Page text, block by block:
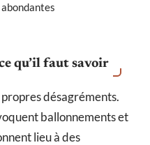
qu’il faut savoir
désagréments.
ballonnements et
lieu à des